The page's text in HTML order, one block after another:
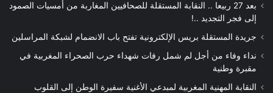
بعد 27 ربيعا .. النقابة المستقلة للصحافيين المغاربة من أمسيات الصمود
إلى فجر التجديد ..!
جريدة المستقلة بريس الإلكترونية تفتح باب الانضمام لشبكة المراسلين
نداء وفاء من أجل لم شمل رفات شهداء حرب الصحراء المغربية في
مقبرة وطنية
النقابة المهنية المغربية لمبدعي الأغنية سفيرة الوطن إلى القلوب